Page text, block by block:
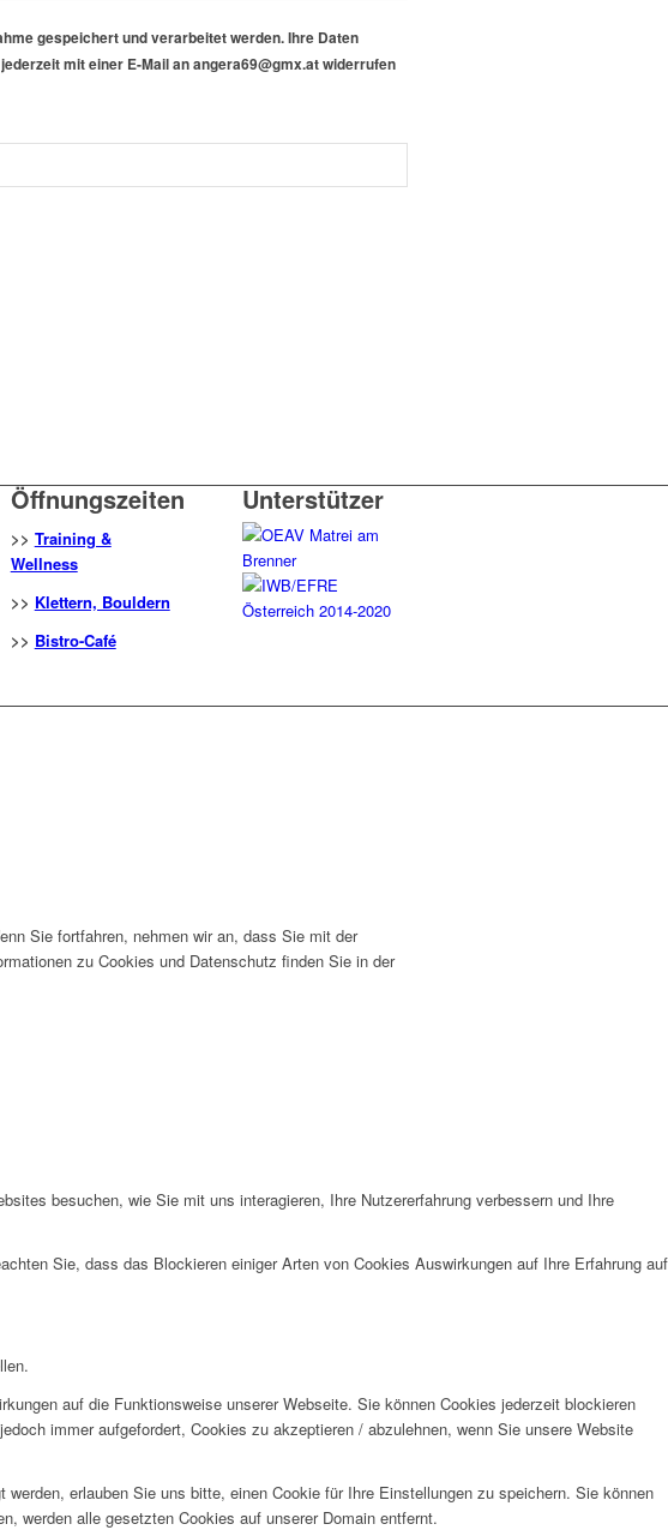
gespeichert und verarbeitet werden. Ihre Daten
mit einer E-Mail an angera69@gmx.at widerrufen
Öffnungszeiten
>> Training &
Wellness
>> Klettern, Bouldern
>> Bistro-Café
Unterstützer
Sie fortfahren, nehmen wir an, dass Sie mit der
zu Cookies und Datenschutz finden Sie in der
besuchen, wie Sie mit uns interagieren, Ihre Nutzererfahrung verbessern und Ihre
Sie, dass das Blockieren einiger Arten von Cookies Auswirkungen auf Ihre Erfahrung auf
auf die Funktionsweise unserer Webseite. Sie können Cookies jederzeit blockieren
immer aufgefordert, Cookies zu akzeptieren / abzulehnen, wenn Sie unsere Website
erlauben Sie uns bitte, einen Cookie für Ihre Einstellungen zu speichern. Sie können
werden alle gesetzten Cookies auf unserer Domain entfernt.